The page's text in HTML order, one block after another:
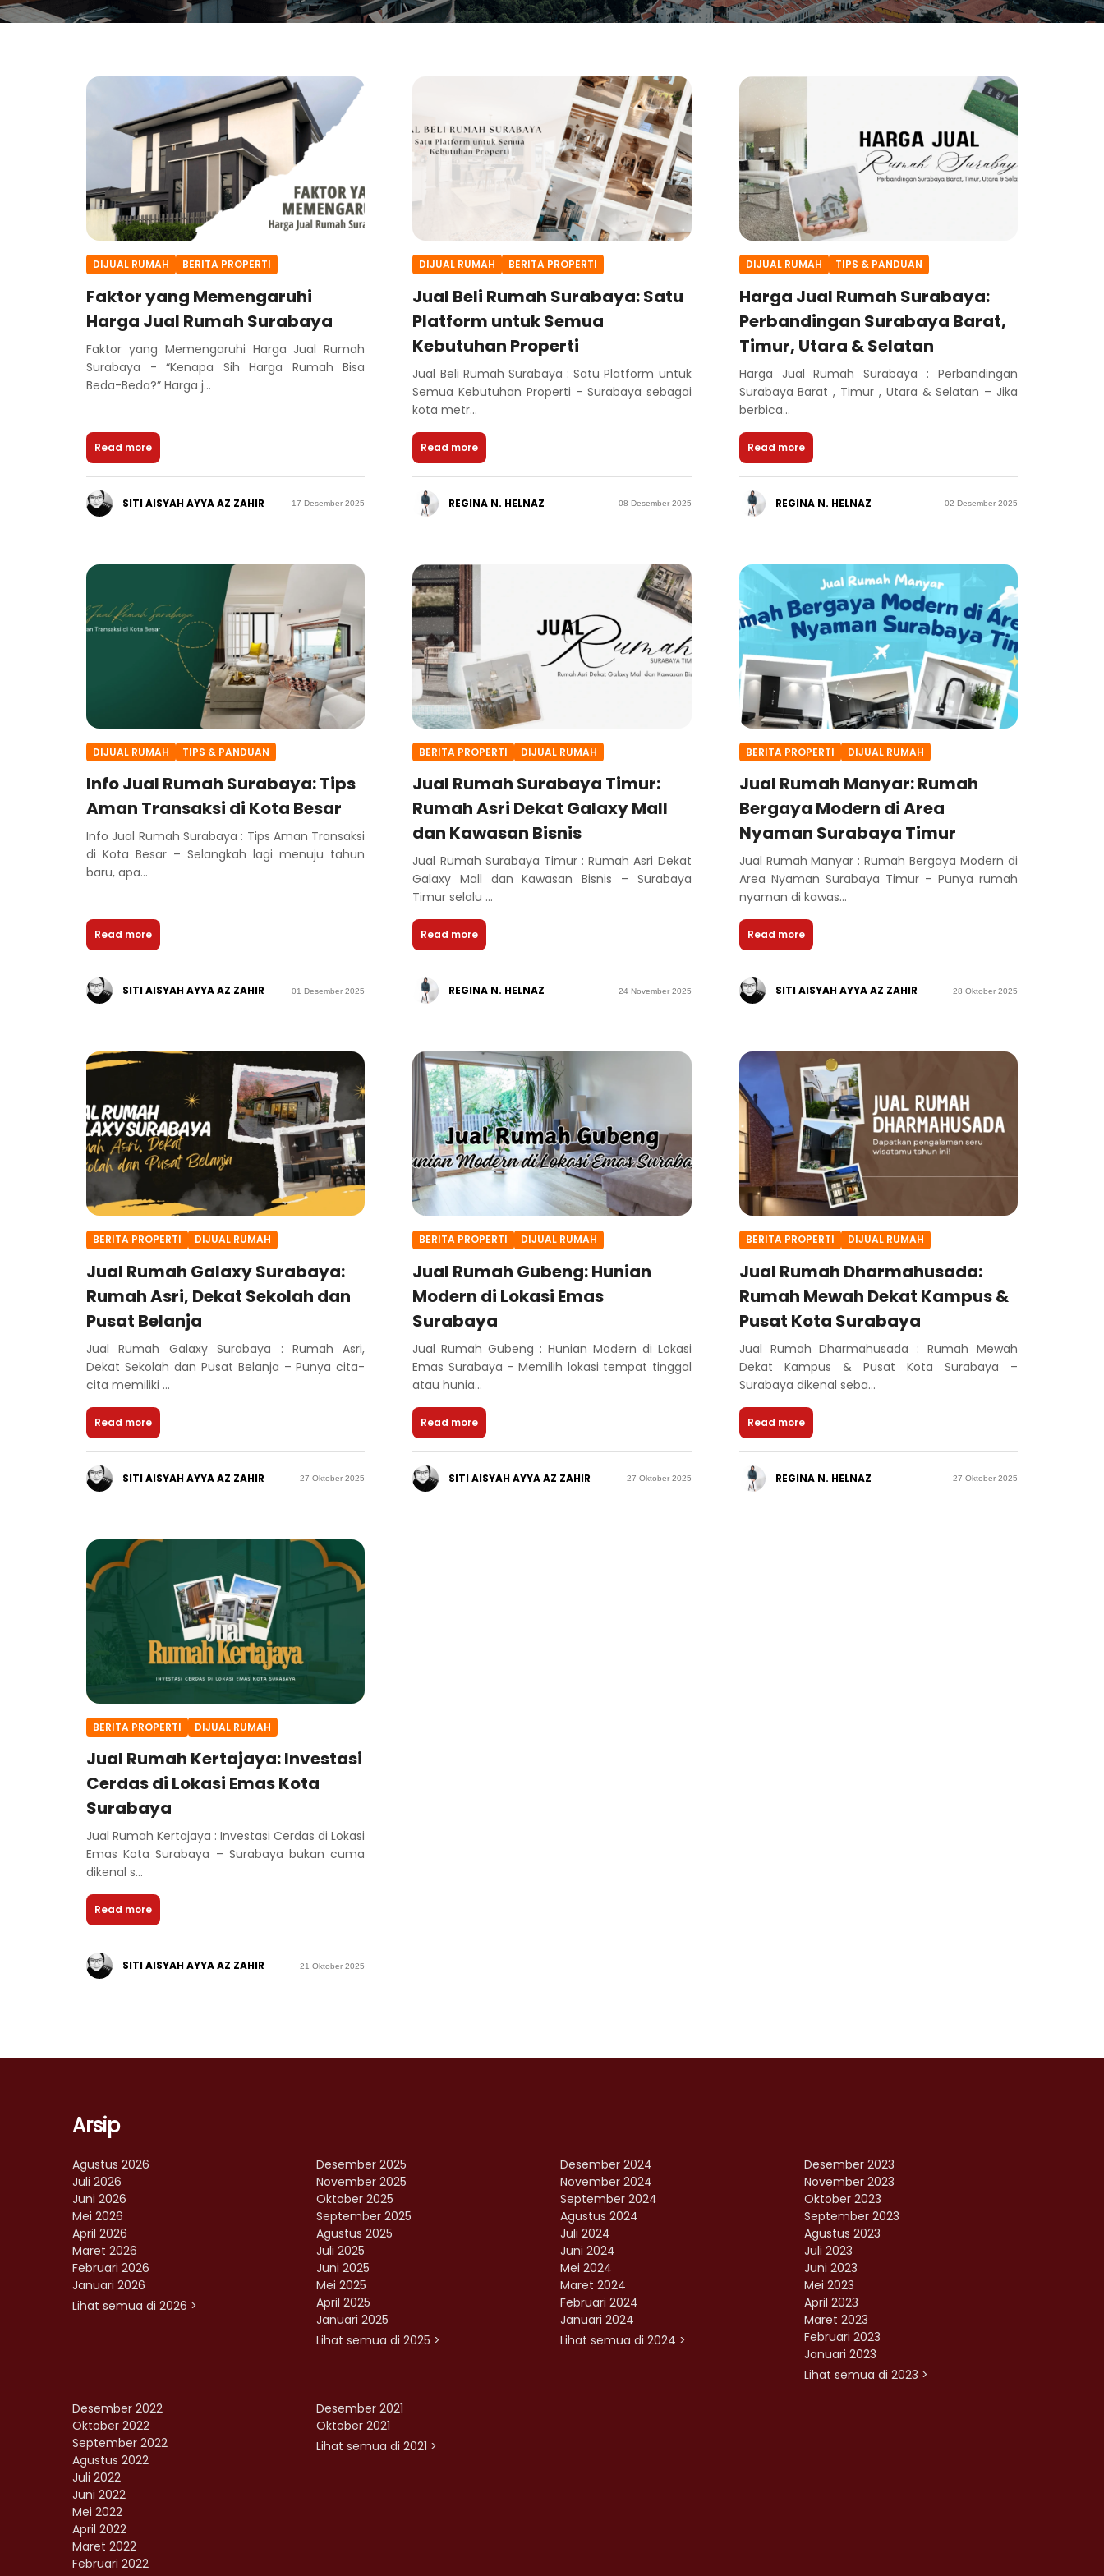
DIJUAL RUMAH BERITA PROPERTI
Faktor yang Memengaruhi
Harga Jual Rumah Surabaya
Faktor yang Memengaruhi Harga Jual Rumah
Surabaya - “Kenapa Sih Harga Rumah Bisa
Beda-Beda?” Harga j...
Read more
SITI AISYAH AYYA AZ ZAHIR 17 Desember 2025
DIJUAL RUMAH BERITA PROPERTI
Jual Beli Rumah Surabaya: Satu
Platform untuk Semua
Kebutuhan Properti
Jual Beli Rumah Surabaya : Satu Platform untuk
Semua Kebutuhan Properti - Surabaya sebagai
kota metr...
Read more
REGINA N. HELNAZ 08 Desember 2025
DIJUAL RUMAH TIPS & PANDUAN
Harga Jual Rumah Surabaya:
Perbandingan Surabaya Barat,
Timur, Utara & Selatan
Harga Jual Rumah Surabaya : Perbandingan
Surabaya Barat , Timur , Utara & Selatan – Jika
berbica...
Read more
REGINA N. HELNAZ 02 Desember 2025
DIJUAL RUMAH TIPS & PANDUAN
Info Jual Rumah Surabaya: Tips
Aman Transaksi di Kota Besar
Info Jual Rumah Surabaya : Tips Aman Transaksi
di Kota Besar – Selangkah lagi menuju tahun
baru, apa...
Read more
SITI AISYAH AYYA AZ ZAHIR 01 Desember 2025
BERITA PROPERTI DIJUAL RUMAH
Jual Rumah Surabaya Timur:
Rumah Asri Dekat Galaxy Mall
dan Kawasan Bisnis
Jual Rumah Surabaya Timur : Rumah Asri Dekat
Galaxy Mall dan Kawasan Bisnis – Surabaya
Timur selalu ...
Read more
REGINA N. HELNAZ 24 November 2025
BERITA PROPERTI DIJUAL RUMAH
Jual Rumah Manyar: Rumah
Bergaya Modern di Area
Nyaman Surabaya Timur
Jual Rumah Manyar : Rumah Bergaya Modern di
Area Nyaman Surabaya Timur – Punya rumah
nyaman di kawas...
Read more
SITI AISYAH AYYA AZ ZAHIR 28 Oktober 2025
BERITA PROPERTI DIJUAL RUMAH
Jual Rumah Galaxy Surabaya:
Rumah Asri, Dekat Sekolah dan
Pusat Belanja
Jual Rumah Galaxy Surabaya : Rumah Asri,
Dekat Sekolah dan Pusat Belanja – Punya cita-
cita memiliki ...
Read more
SITI AISYAH AYYA AZ ZAHIR 27 Oktober 2025
BERITA PROPERTI DIJUAL RUMAH
Jual Rumah Gubeng: Hunian
Modern di Lokasi Emas
Surabaya
Jual Rumah Gubeng : Hunian Modern di Lokasi
Emas Surabaya – Memilih lokasi tempat tinggal
atau hunia...
Read more
SITI AISYAH AYYA AZ ZAHIR 27 Oktober 2025
BERITA PROPERTI DIJUAL RUMAH
Jual Rumah Dharmahusada:
Rumah Mewah Dekat Kampus &
Pusat Kota Surabaya
Jual Rumah Dharmahusada : Rumah Mewah
Dekat Kampus & Pusat Kota Surabaya –
Surabaya dikenal seba...
Read more
REGINA N. HELNAZ 27 Oktober 2025
BERITA PROPERTI DIJUAL RUMAH
Jual Rumah Kertajaya: Investasi
Cerdas di Lokasi Emas Kota
Surabaya
Jual Rumah Kertajaya : Investasi Cerdas di Lokasi
Emas Kota Surabaya – Surabaya bukan cuma
dikenal s...
Read more
SITI AISYAH AYYA AZ ZAHIR 21 Oktober 2025
Arsip
Agustus 2026
Juli 2026
Juni 2026
Mei 2026
April 2026
Maret 2026
Februari 2026
Januari 2026
Lihat semua di 2026 >
Desember 2025
November 2025
Oktober 2025
September 2025
Agustus 2025
Juli 2025
Juni 2025
Mei 2025
April 2025
Januari 2025
Lihat semua di 2025 >
Desember 2024
November 2024
September 2024
Agustus 2024
Juli 2024
Juni 2024
Mei 2024
Maret 2024
Februari 2024
Januari 2024
Lihat semua di 2024 >
Desember 2023
November 2023
Oktober 2023
September 2023
Agustus 2023
Juli 2023
Juni 2023
Mei 2023
April 2023
Maret 2023
Februari 2023
Januari 2023
Lihat semua di 2023 >
Desember 2022
Oktober 2022
September 2022
Agustus 2022
Juli 2022
Juni 2022
Mei 2022
April 2022
Maret 2022
Februari 2022
Desember 2021
Oktober 2021
Lihat semua di 2021 >